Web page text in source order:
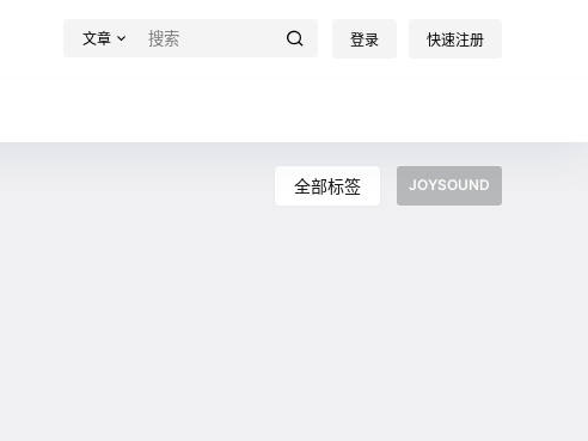
文章 登录 快速注册
全部标签 JOYSOUND